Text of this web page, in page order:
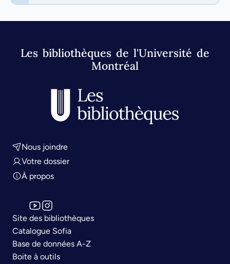
Les bibliothèques de l'Université de
Montréal
Nous joindre
Votre dossier
À propos
Site des bibliothèques
Catalogue Sofia
Base de données A-Z
Boite à outils